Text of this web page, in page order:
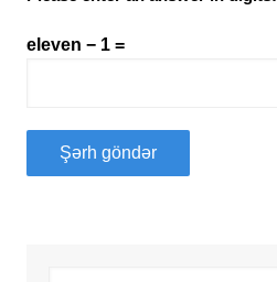
eleven − 1 =